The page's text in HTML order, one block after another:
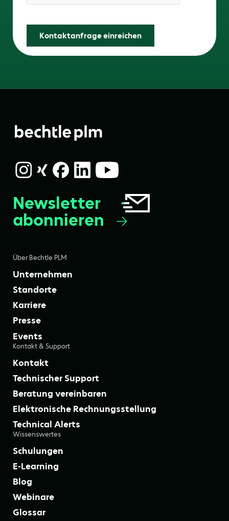
Kontaktanfrage einreichen
Über Bechtle PLM
Unternehmen
Standorte
Karriere
Presse
Events
Kontakt & Support
Kontakt
Technischer Support
Beratung vereinbaren
Elektronische Rechnungsstellung
Technical Alerts
Wissenswertes
Schulungen
E-Learning
Blog
Webinare
Glossar
Newsletter
abonnieren